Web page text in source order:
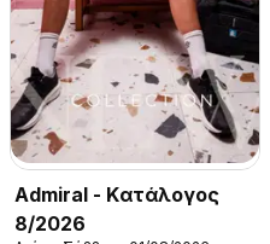
Admiral - Kατάλογος
8/2026